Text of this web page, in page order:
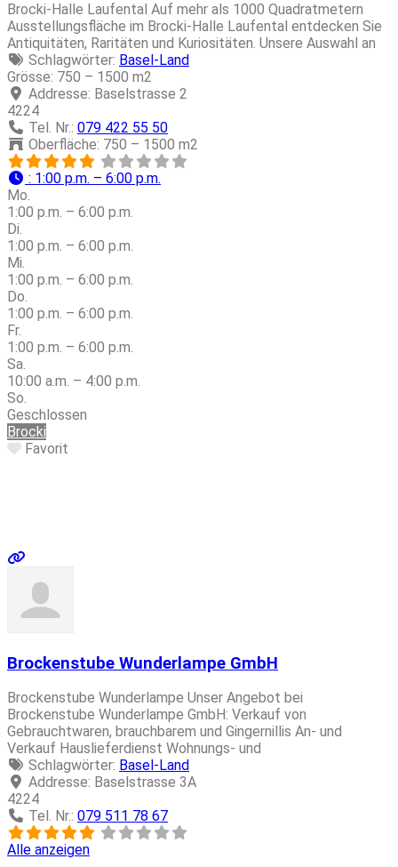
Brocki-Halle Laufental Auf mehr als 1000 Quadratmetern
Ausstellungsfläche im Brocki-Halle Laufental entdecken Sie
Antiquitäten, Raritäten und Kuriositäten. Unsere Auswahl an
Schlagwörter: Basel-Land
Grösse: 750 – 1500 m2
Addresse: Baselstrasse 2
4224
Tel. Nr.: 079 422 55 50
Oberfläche: 750 – 1500 m2
: 1:00 p.m. – 6:00 p.m.
Mo.
1:00 p.m. – 6:00 p.m.
Di.
1:00 p.m. – 6:00 p.m.
Mi.
1:00 p.m. – 6:00 p.m.
Do.
1:00 p.m. – 6:00 p.m.
Fr.
1:00 p.m. – 6:00 p.m.
Sa.
10:00 a.m. – 4:00 p.m.
So.
Geschlossen
Brocki
Favorit
Brockenstube Wunderlampe GmbH
Brockenstube Wunderlampe Unser Angebot bei
Brockenstube Wunderlampe GmbH: Verkauf von
Gebrauchtwaren, brauchbarem und Gingernillis An- und
Verkauf Hauslieferdienst Wohnungs- und
Schlagwörter: Basel-Land
Addresse: Baselstrasse 3A
4224
Tel. Nr.: 079 511 78 67
Alle anzeigen